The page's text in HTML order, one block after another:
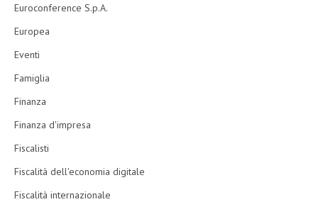
Euroconference S.p.A.
Europea
Eventi
Famiglia
Finanza
Finanza d'impresa
Fiscalisti
Fiscalità dell'economia digitale
Fiscalità internazionale